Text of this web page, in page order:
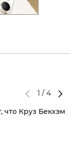
1 / 4
что Круз Бекхэм